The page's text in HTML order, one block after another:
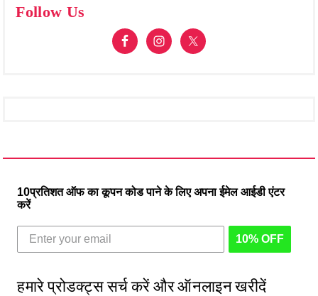
Follow Us
10प्रतिशत ऑफ का कूपन कोड पाने के लिए अपना ईमेल आईडी एंटर
करें
10% OFF
हमारे प्रोडक्ट्स सर्च करें और ऑनलाइन खरीदें